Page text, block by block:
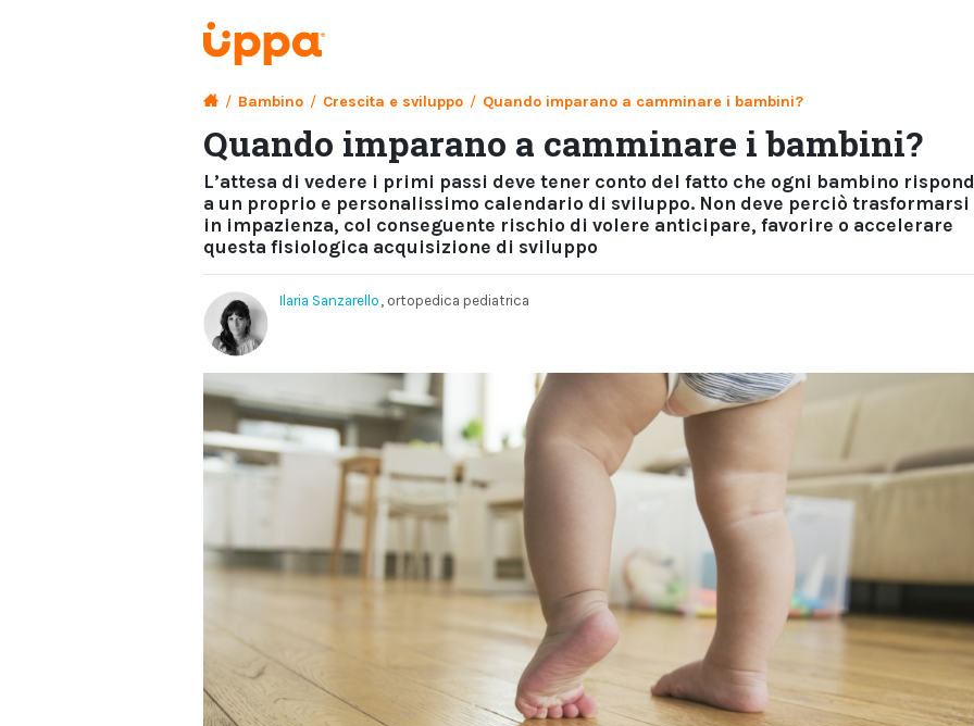
/ Bambino / Crescita e sviluppo / Quando imparano a camminare i bambini?
Quando imparano a camminare i bambini?
L’attesa di vedere i primi passi deve tener conto del fatto che ogni bambino
a un proprio e personalissimo calendario di sviluppo. Non deve perciò trasformarsi
in impazienza, col conseguente rischio di volere anticipare, favorire o accelerare
questa fisiologica acquisizione di sviluppo
Ilaria Sanzarello , ortopedica pediatrica